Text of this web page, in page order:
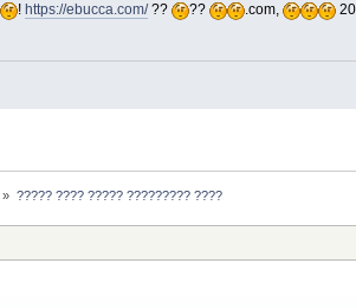
! https://ebucca.com/?? ?? .com,
» ????? ???? ????? ????????? ????